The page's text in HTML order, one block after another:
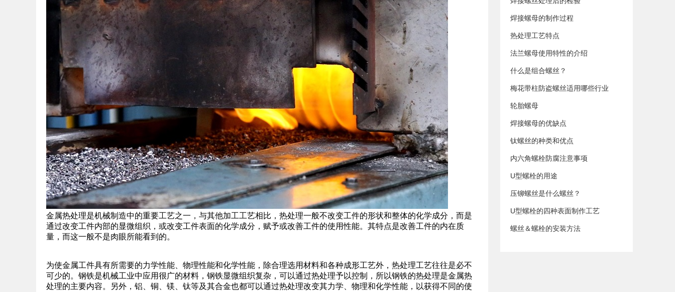
金属热处理是机械制造中的重要工艺之一，与其他加工工艺相比，热处理一般不改变工件的形状和整体的化学成分，而是
通过改变工件内部的显微组织，或改变工件表面的化学成分，赋予或改善工件的使用性能。其特点是改善工件的内在质
量，而这一般不是肉眼所能看到的。
为使金属工件具有所需要的力学性能、物理性能和化学性能，除合理选用材料和各种成形工艺外，热处理工艺往往是必不
可少的。钢铁是机械工业中应用很广的材料，钢铁显微组织复杂，可以通过热处理予以控制，所以钢铁的热处理是金属热
处理的主要内容。另外，铝、铜、镁、钛等及其合金也都可以通过热处理改变其力学、物理和化学性能，以获得不同的使
焊接螺母的制作过程
热处理工艺特点
法兰螺母使用特性的介绍
什么是组合螺丝？
梅花带柱防盗螺丝适用哪些行业
轮胎螺母
焊接螺母的优缺点
钛螺丝的种类和优点
内六角螺栓防腐注意事项
U型螺栓的用途
压铆螺丝是什么螺丝？
U型螺栓的四种表面制作工艺
螺丝＆螺栓的安装方法